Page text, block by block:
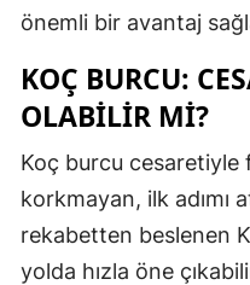
önemli bir avantaj
KOÇ BURCU:
OLABILIR MI?
Koç burcu cesaretiyle
korkmayan, ilk adımı
rekabetten beslenen
yolda hızla öne